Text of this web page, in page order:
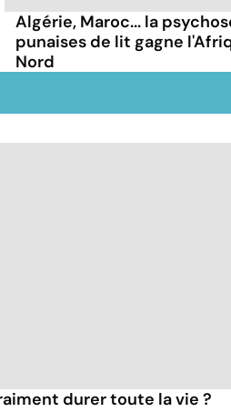
Algérie, Maroc... la
punaises de lit gagne
Nord
durer toute la vie ?